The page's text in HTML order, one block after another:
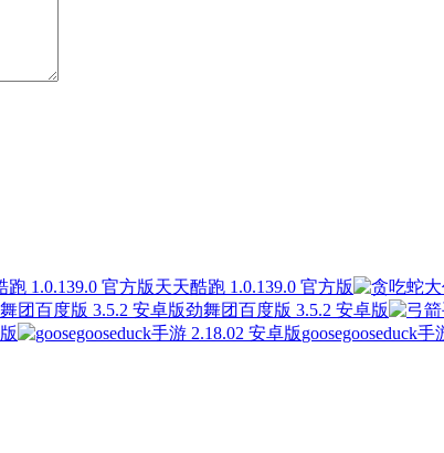
天天酷跑 1.0.139.0 官方版
劲舞团百度版 3.5.2 安卓版
goosegooseduck